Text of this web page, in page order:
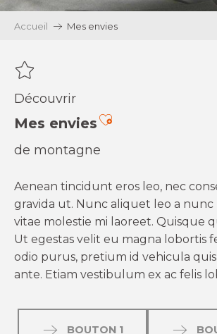
Accueil Mes envies
Découvrir
Mes enviesAjouter aux
de montagne
Aenean tincidunt eros leo, nec
gravida ut. Nunc aliquet leo a
vitae molestie mi laoreet. Quisque
Ut egestas velit eu magna lobortis
odio purus, pretium id vehicula
ante. Etiam vestibulum ex ac felis
BOUTON 1